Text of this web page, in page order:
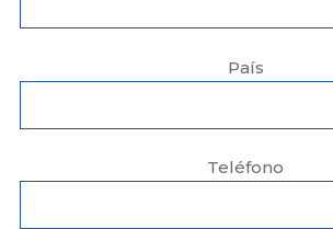
País
Teléfono